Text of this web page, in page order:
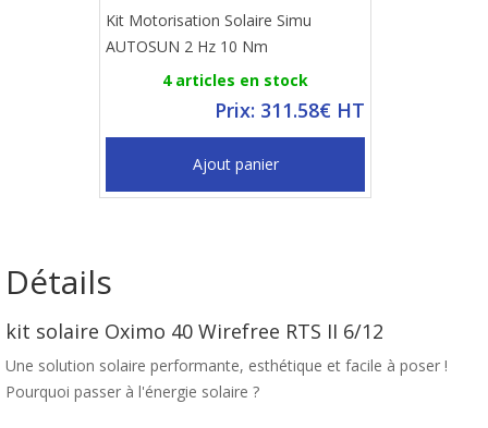
Kit Motorisation Solaire Simu
AUTOSUN 2 Hz 10 Nm
4 articles en stock
Prix: 311.58€ HT
Ajout panier
Détails
kit solaire Oximo 40 Wirefree RTS II 6/12
Une solution solaire performante, esthétique et facile à poser !
Pourquoi passer à l'énergie solaire ?